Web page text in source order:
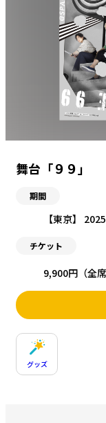
舞台「９９」
期間
【東京】
チケット
9,900円（全
グッズ